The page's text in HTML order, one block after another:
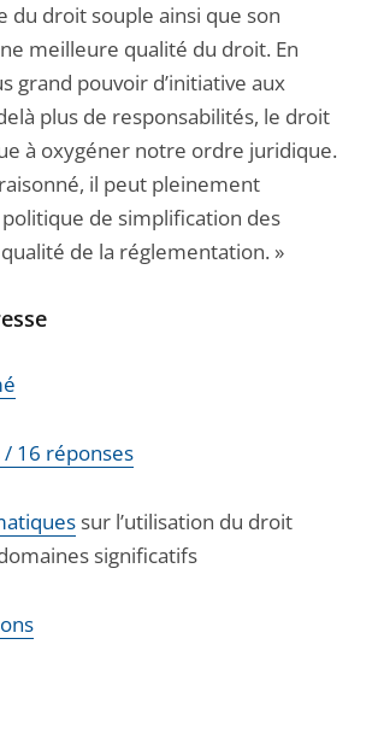
du droit souple ainsi que son
meilleure qualité du droit. En
grand pouvoir d’initiative aux
plus de responsabilités, le droit
à oxygéner notre ordre juridique.
il peut pleinement
de simplification des
de la réglementation. »
16 réponses
sur l’utilisation du droit
significatifs